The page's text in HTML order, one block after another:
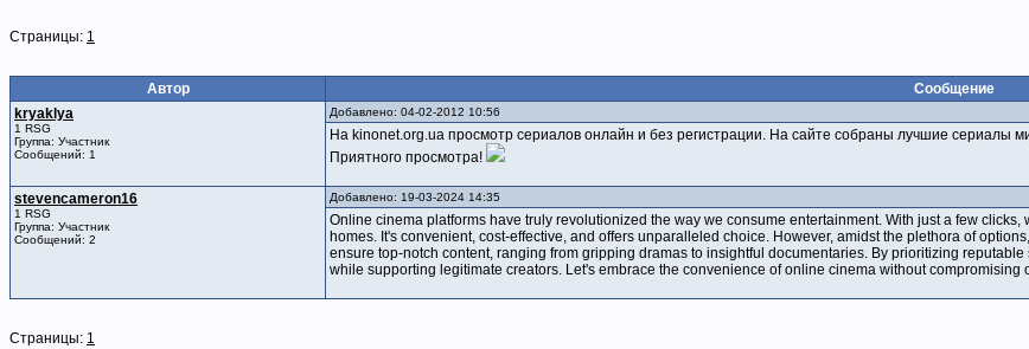
Страницы: 1
Автор
Сообщение
kryaklya
1 RSG
Группа: Участник
Сообщений: 1
Добавлено: 04-02-2012 10:56
На kinonet.org.ua просмотр сериалов онлайн и без регистрации. На сайте собраны лучшие сериалы
Приятного просмотра!
stevencameron16
1 RSG
Группа: Участник
Сообщений: 2
Добавлено: 19-03-2024 14:35
Online cinema platforms have truly revolutionized the way we consume entertainment. With just a few
homes. It's convenient, cost-effective, and offers unparalleled choice. However, amidst the plethora of
ensure top-notch content, ranging from gripping dramas to insightful documentaries. By prioritizing reputable
while supporting legitimate creators. Let's embrace the convenience of online cinema without compromising
Страницы: 1